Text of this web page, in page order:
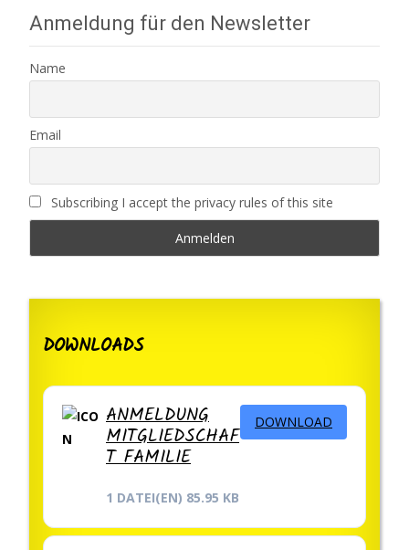
Anmeldung für den Newsletter
Name
Email
Subscribing I accept the privacy rules of this site
DOWNLOADS
ANMELDUNG
MITGLIEDSCHAF
T FAMILIE
1 DATEI(EN) 85.95 KB
DOWNLOAD